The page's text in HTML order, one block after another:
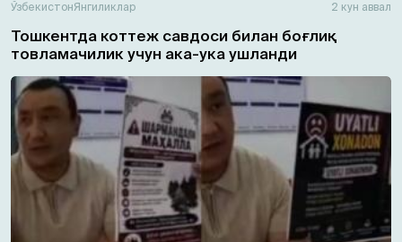
ЎзбекистонЯнгиликлар 2 кун аввал
Тошкентда коттеж савдоси билан боғлиқ
товламачилик учун ака-ука ушланди